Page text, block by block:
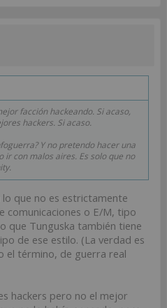
facción hackeando. Si acaso,
hackers. Si acaso.
Y no pretendo hacer una
con malos aires. Es solo que no
que no es estrictamente
comunicaciones o E/M, tipo
que Tunguska también tiene
de ese estilo. (La verdad es
el término, de guerra real
hackers pero no el mejor